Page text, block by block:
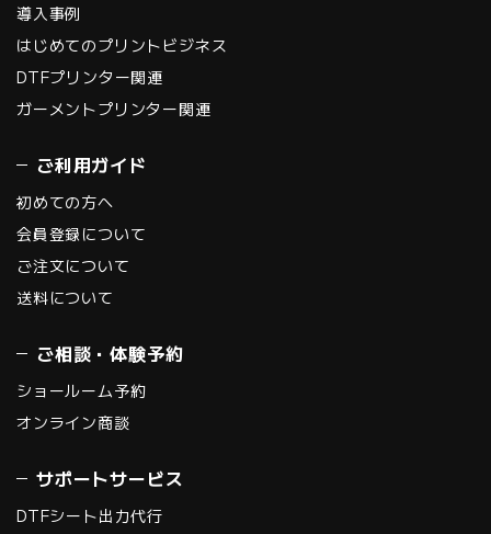
導入事例
はじめてのプリントビジネス
DTFプリンター関連
ガーメントプリンター関連
ご利用ガイド
初めての方へ
会員登録について
ご注文について
送料について
ご相談・体験予約
ショールーム予約
オンライン商談
サポートサービス
DTFシート出力代行